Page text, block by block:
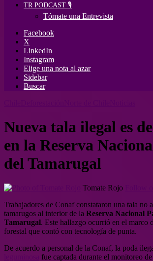
TR PODCAST 🎙️
Tómate una Entrevista
Facebook
X
LinkedIn
Instagram
Elige una nota al azar
Sidebar
Buscar
Nueva tala ilegal es
en la Reserva
del Tamarugal
Tomate Rojo
Trabajadores de Conaf constataron una tala no
tamarugos al interior de la Reserva Nacional
Tamarugal. Este hallazgo ocurrió en el marco
forestal que contó con tecnología de punta.
De acuerdo a personal de la Conaf, la poda
fue captada durante el monitoreo